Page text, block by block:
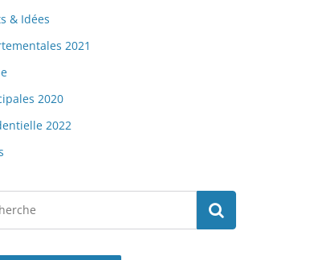
& Idées
2021
2020
2022